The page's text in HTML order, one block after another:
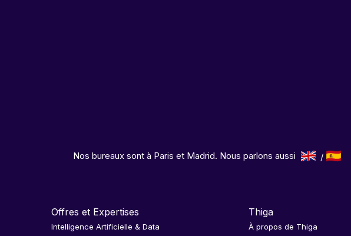
Nos bureaux sont à Paris et Madrid. Nous parlons aussi
Offres et Expertises
Intelligence Artificielle & Data
Thiga
À propos de Thiga